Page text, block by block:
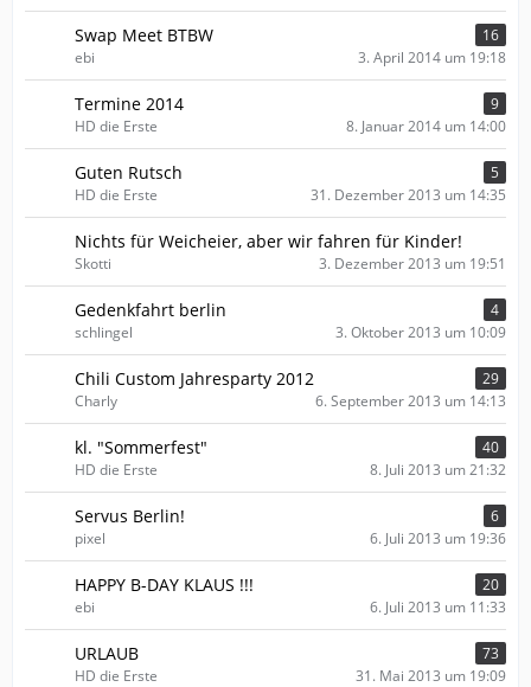
Swap Meet BTBW
16
ebi
3. April 2014 um 19:18
Termine 2014
9
HD die Erste
8. Januar 2014 um 14:00
Guten Rutsch
5
HD die Erste
31. Dezember 2013 um 14:35
Nichts für Weicheier, aber wir fahren für Kinder!
Skotti 3. Dezember 2013 um 19:51
Gedenkfahrt berlin
4
schlingel
3. Oktober 2013 um 10:09
Chili Custom Jahresparty 2012
29
Charly
6. September 2013 um 14:13
kl. "Sommerfest"
40
HD die Erste
8. Juli 2013 um 21:32
Servus Berlin!
6
pixel
6. Juli 2013 um 19:36
HAPPY B-DAY KLAUS !!!
20
ebi
6. Juli 2013 um 11:33
URLAUB
73
HD die Erste
31. Mai 2013 um 19:09